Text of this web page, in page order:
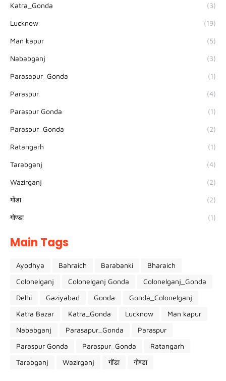
Katra_Gonda (3)
Lucknow (19)
Man kapur (5)
Nababganj (3)
Parasapur_Gonda (1)
Paraspur (4)
Paraspur Gonda (1)
Paraspur_Gonda (2)
Ratangarh (1)
Tarabganj (4)
Wazirganj (2)
गोंडा (2)
गोण्डा (1)
Main Tags
Ayodhya Bahraich Barabanki
Bharaich
Colonelganj
Colonelganj Gonda
Colonelganj_Gonda
Delhi
Gaziyabad Gonda
Gonda_Colonelganj
Katra Bazar
Katra_Gonda Lucknow
Man kapur
Nababganj
Parasapur_Gonda
Paraspur
Paraspur Gonda
Paraspur_Gonda
Ratangarh
Tarabganj
Wazirganj गोंडा गोण्डा